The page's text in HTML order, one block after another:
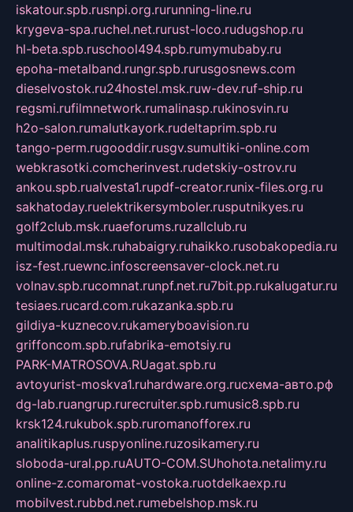
iskatour.spb.rusnpi.org.rurunning-line.ru
krygeva-spa.ruchel.net.rurust-loco.rudugshop.ru
hl-beta.spb.ruschool494.spb.rumymubaby.ru
epoha-metalband.rungr.spb.rurusgosnews.com
dieselvostok.ru24hostel.msk.ruw-dev.ruf-ship.ru
regsmi.rufilmnetwork.rumalinasp.rukinosvin.ru
h2o-salon.rumalutkayork.rudeltaprim.spb.ru
tango-perm.rugooddir.rusgv.sumultiki-online.com
webkrasotki.comcherinvest.rudetskiy-ostrov.ru
ankou.spb.rualvesta1.rupdf-creator.runix-files.org.ru
sakhatoday.ruelektrikersymboler.rusputnikyes.ru
golf2club.msk.ruaeforums.ruzallclub.ru
multimodal.msk.ruhabaigry.ruhaikko.rusobakopedia.ru
isz-fest.ruewnc.infoscreensaver-clock.net.ru
volnav.spb.rucomnat.runpf.net.ru7bit.pp.rukalugatur.ru
tesiaes.rucard.com.rukazanka.spb.ru
gildiya-kuznecov.rukameryboavision.ru
griffoncom.spb.rufabrika-emotsiy.ru
PARK-MATROSOVA.RUagat.spb.ru
avtoyurist-moskva1.ruhardware.org.ruсхема-авто.рф
dg-lab.ruangrup.rurecruiter.spb.rumusic8.spb.ru
krsk124.rukubok.spb.ruromanofforex.ru
analitikaplus.ruspyonline.ruzosikamery.ru
sloboda-ural.pp.ruAUTO-COM.SUhohota.netalimy.ru
online-z.comaromat-vostoka.ruotdelkaexp.ru
mobilvest.rubbd.net.rumebelshop.msk.ru